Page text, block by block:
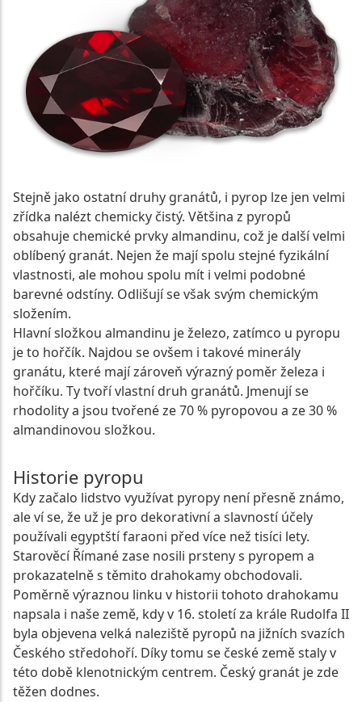
Stejně jako ostatní druhy granátů, i pyrop lze jen velmi
zřídka nalézt chemicky čistý. Většina z pyropů
obsahuje chemické prvky almandinu, což je další velmi
oblíbený granát. Nejen že mají spolu stejné fyzikální
vlastnosti, ale mohou spolu mít i velmi podobné
barevné odstíny. Odlišují se však svým chemickým
složením.
Hlavní složkou almandinu je železo, zatímco u pyropu
je to hořčík. Najdou se ovšem i takové minerály
granátu, které mají zároveň výrazný poměr železa i
hořčíku. Ty tvoří vlastní druh granátů. Jmenují se
rhodolity a jsou tvořené ze 70 % pyropovou a ze 30 %
almandinovou složkou.
Historie pyropu
Kdy začalo lidstvo využívat pyropy není přesně známo,
ale ví se, že už je pro dekorativní a slavností účely
používali egyptští faraoni před více než tisíci lety.
Starověcí Římané zase nosili prsteny s pyropem a
prokazatelně s těmito drahokamy obchodovali.
Poměrně výraznou linku v historii tohoto drahokamu
napsala i naše země, kdy v 16. století za krále Rudolfa II
byla objevena velká naleziště pyropů na jižních svazích
Českého středohoří. Díky tomu se české země staly v
této době klenotnickým centrem. Český granát je zde
těžen dodnes.